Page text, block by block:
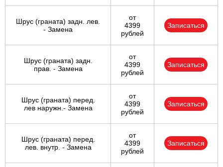
Шрус (граната) задн. лев.
- Замена
от
4399
рублей
Записаться
Шрус (граната) задн.
прав. - Замена
от
4399
рублей
Записаться
Шрус (граната) перед.
лев наружн.- Замена
от
4399
рублей
Записаться
Шрус (граната) перед.
лев. внутр. - Замена
от
4399
рублей
Записаться